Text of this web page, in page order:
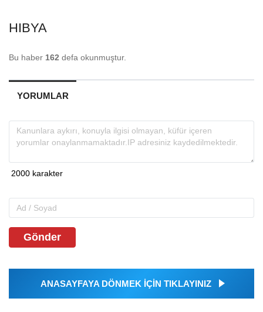
HIBYA
Bu haber 162 defa okunmuştur.
YORUMLAR
Gönder
ANASAYFAYA DÖNMEK İÇİN TIKLAYINIZ